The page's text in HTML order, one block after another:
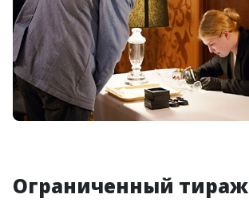
Ограниченный тираж